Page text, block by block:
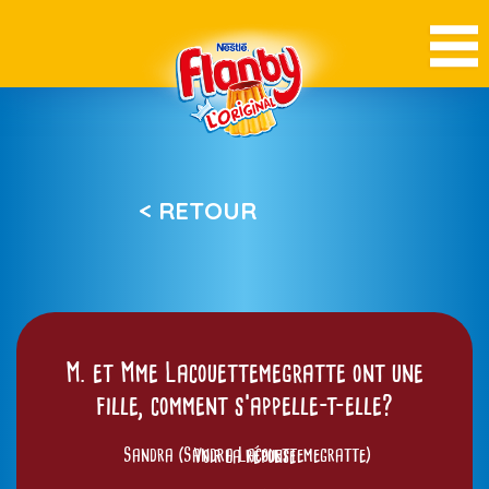
< RETOUR
M. et Mme Lacouettemegratte ont une
fille, comment s’appelle-t-elle?
Voir la réponse
Sandra (Sandra Lacouettemegratte)